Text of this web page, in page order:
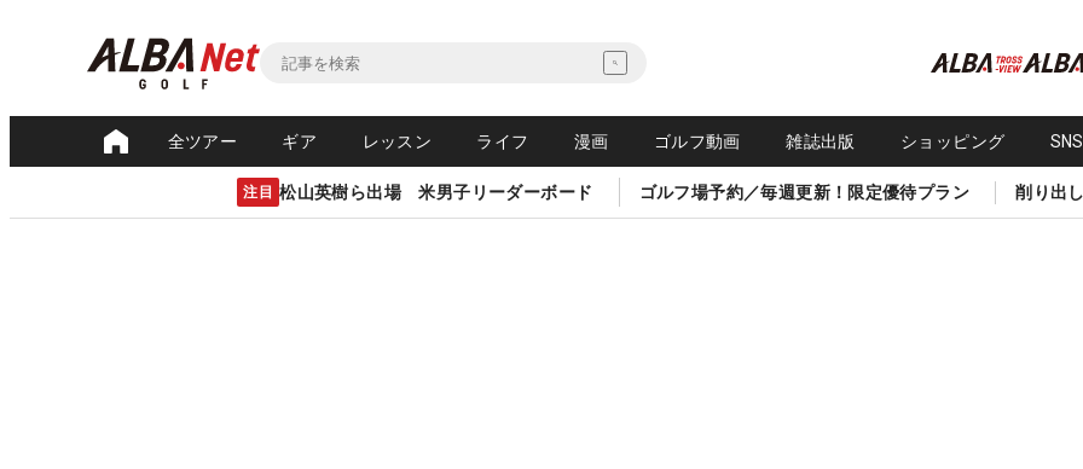
全ツアー ギア レッスン ライフ 漫画 ゴルフ動画 雑誌出版 ショッピング
注目 松山英樹ら出場 米男子リーダーボード ゴルフ場予約／毎週更新！限定優待プラン 削り出